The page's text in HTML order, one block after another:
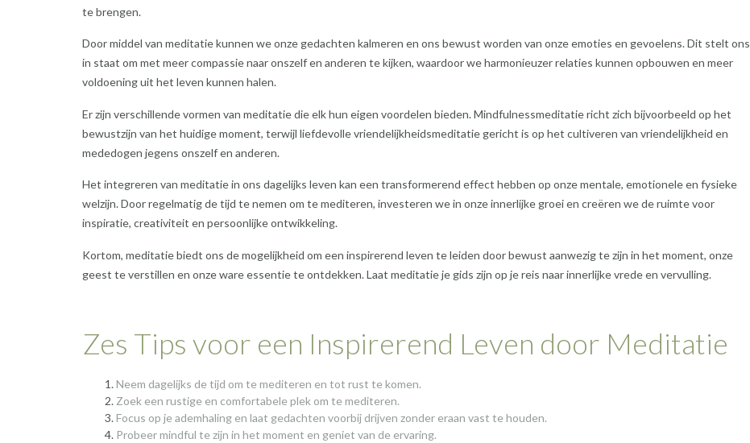
te brengen.
Door middel van meditatie kunnen we onze gedachten kalmeren en ons bewust worden van onze emoties en gevoelens. Dit stelt ons
in staat om met meer compassie naar onszelf en anderen te kijken, waardoor we harmonieuzer relaties kunnen opbouwen en meer
voldoening uit het leven kunnen halen.
Er zijn verschillende vormen van meditatie die elk hun eigen voordelen bieden. Mindfulnessmeditatie richt zich bijvoorbeeld op het
bewustzijn van het huidige moment, terwijl liefdevolle vriendelijkheidsmeditatie gericht is op het cultiveren van vriendelijkheid en
mededogen jegens onszelf en anderen.
Het integreren van meditatie in ons dagelijks leven kan een transformerend effect hebben op onze mentale, emotionele en fysieke
welzijn. Door regelmatig de tijd te nemen om te mediteren, investeren we in onze innerlijke groei en creëren we de ruimte voor
inspiratie, creativiteit en persoonlijke ontwikkeling.
Kortom, meditatie biedt ons de mogelijkheid om een inspirerend leven te leiden door bewust aanwezig te zijn in het moment, onze
geest te verstillen en onze ware essentie te ontdekken. Laat meditatie je gids zijn op je reis naar innerlijke vrede en vervulling.
Zes Tips voor een Inspirerend Leven door Meditatie
Neem dagelijks de tijd om te mediteren en tot rust te komen.
Zoek een rustige en comfortabele plek om te mediteren.
Focus op je ademhaling en laat gedachten voorbij drijven zonder eraan vast te houden.
Probeer mindful te zijn in het moment en geniet van de ervaring.